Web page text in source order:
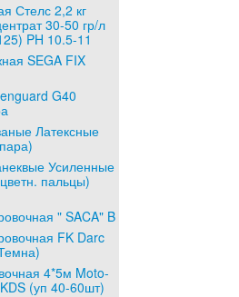
Стелс 2,2 кг
30-50 гр/л
PH 10.5-11
SEGA FIX
G40
Латексные
Усиленные
пальцы)
" SACA" B
FK Darc
4*5м Moto-
(уп 40-60шт)